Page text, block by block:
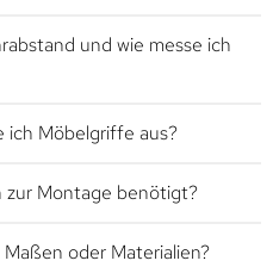
und wie messe ich
ich Möbelgriffe aus?
zur Montage benötigt?
oder Materialien?